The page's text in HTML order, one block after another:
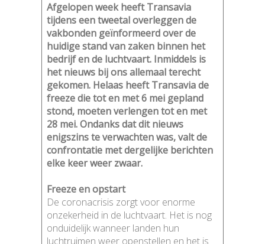
Afgelopen week heeft Transavia
tijdens een tweetal overleggen de
vakbonden geïnformeerd over de
huidige stand van zaken binnen het
bedrijf en de luchtvaart. Inmiddels is
het nieuws bij ons allemaal terecht
gekomen. Helaas heeft Transavia de
freeze die tot en met 6 mei gepland
stond, moeten verlengen tot en met
28 mei. Ondanks dat dit nieuws
enigszins te verwachten was, valt de
confrontatie met dergelijke berichten
elke keer weer zwaar.
Freeze en opstart
De coronacrisis zorgt voor enorme
onzekerheid in de luchtvaart. Het is nog
onduidelijk wanneer landen hun
luchtruimen weer openstellen en het is